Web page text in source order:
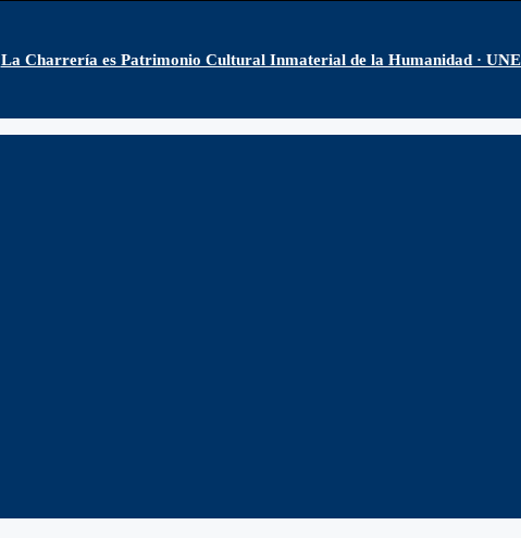
La Charrería es Patrimonio Cultural Inmaterial de la Humanidad ·